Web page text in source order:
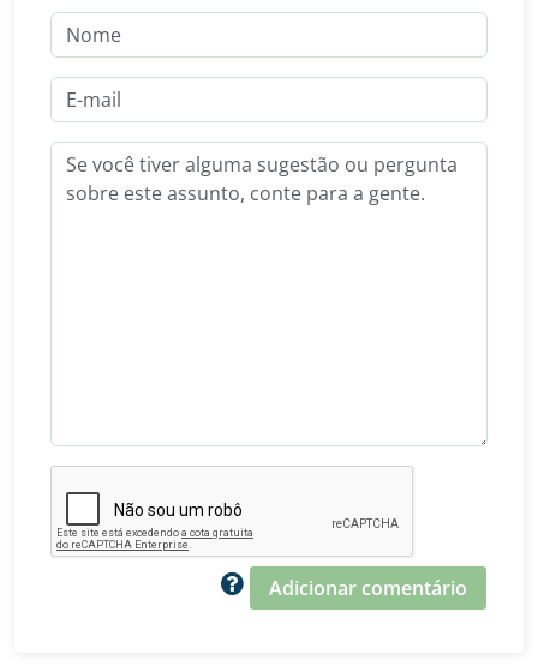
Adicionar comentário